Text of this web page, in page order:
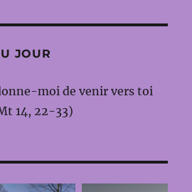
JOUR
moi de venir vers toi
14, 22-33)